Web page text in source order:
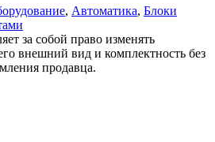
, Автоматика, Блоки
за собой право изменять
внешний вид и комплектность без
продавца.